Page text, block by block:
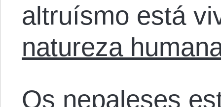
altruísmo está
natureza
Os nepaleses